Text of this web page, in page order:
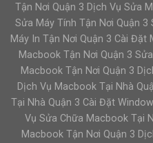
Tận Nơi Quận 3 Dịch Vụ Sửa
Sửa Máy Tính Tận Nơi Quận 3
Máy In Tận Nơi Quận 3 Cài
Macbook Tận Nơi Quận 3
Macbook Tận Nơi Quận 3
Dịch Vụ Macbook Tại Nhà
Tại Nhà Quận 3 Cài Đặt
Vụ Sửa Chữa Macbook Tại
Macbook Tận Nơi Quận 3